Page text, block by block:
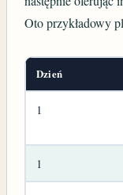
Oto przykładowy
Dzień
1
1